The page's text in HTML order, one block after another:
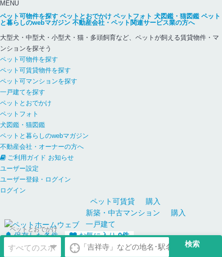
MENU
ペット可物件を探す ペットとおでかけ ペットフォト 犬図鑑・猫図鑑 ペット
と暮らしのwebマガジン 不動産会社・ペット関連サービス業の方へ
大型犬・中型犬・小型犬・猫・多頭飼育など、ペットが飼える賃貸物件・マ
ンションを探そう
ペット可物件を探す
ペット可賃貸物件を探す
ペット可マンションを探す
一戸建てを探す
ペットとおでかけ
ペットフォト
犬図鑑・猫図鑑
ペットと暮らしのwebマガジン
不動産会社・オーナーの方へ
ご利用ガイド お知らせ
ユーザー設定
ユーザー登録・ログイン
ログイン
ペット可賃貸
購入
新築・中古マンション
購入
一戸建て
保存した条件
お気に入り0件
ペットとおでかけ